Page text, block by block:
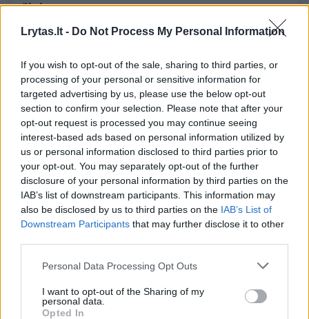
Lrytas.lt - Do Not Process My Personal Information
If you wish to opt-out of the sale, sharing to third parties, or
processing of your personal or sensitive information for
targeted advertising by us, please use the below opt-out
section to confirm your selection. Please note that after your
opt-out request is processed you may continue seeing
interest-based ads based on personal information utilized by
us or personal information disclosed to third parties prior to
your opt-out. You may separately opt-out of the further
disclosure of your personal information by third parties on the
IAB’s list of downstream participants. This information may
also be disclosed by us to third parties on the IAB’s List of
Downstream Participants that may further disclose it to other
Personal Data Processing Opt Outs
I want to opt-out of the Sharing of my
personal data.
Opted In
žinia
Sveikata 2022-07-05
Perspėjo dėl Lietuvoje dažnos odos ligos:
Sveikata 2022-01-10